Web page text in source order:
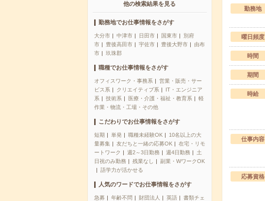
他の検索結果を見る
勤務地でお仕事情報をさがす
大分市 中津市 日田市 国東市
別府
市
豊後高田市 宇佐市 豊後大野市
由布
市
玖珠郡
職種でお仕事情報をさがす
オフィスワーク・事務系
営業・販売・サー
ビス系
クリエイティブ系
IT・エンジニア
系
技術系 医療・介護・福祉・教育系
軽
作業・物流・工場・その他
こだわりでお仕事情報をさがす
短期 単発 職種未経験OK
10名以上の大
量募集
友だちと一緒の応募OK
在宅・リモ
ートワーク
週2～3日勤務 週4日勤務
土
日祝のみ勤務
残業なし
副業・WワークOK
語学力が活かせる
人気のワードでお仕事情報をさがす
急募 年齢不問 財団法人 英語
書類チェ
勤務地
曜日頻度
時間
期間
時給
仕事内容
応募資格